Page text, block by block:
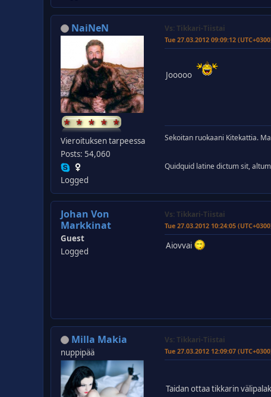
NaiNeN
Vieroituksen tarpeessa
Posts: 54,060
Logged
Vs: Tikkari-Tiistai
Tue 27.03.2012 09:09:12
Jooooo
Sekoitan ruokaani Kitekattia.
Quidquid latine dictum sit,
Johan Von
Markkinat
Guest
Logged
Vs: Tikkari-Tiistai
Tue 27.03.2012 10:24:05
Aiovvai
Milla Makia
nuppipää
Vs: Tikkari-Tiistai
Tue 27.03.2012 12:09:07
Taidan ottaa tikkarin